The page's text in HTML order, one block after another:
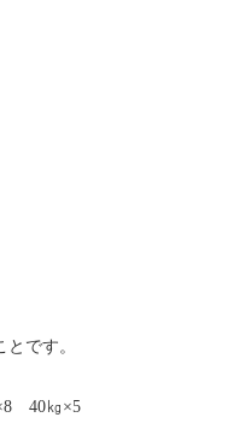
です。
40㎏×5